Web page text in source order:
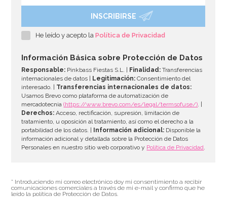
INSCRIBIRSE
He leído y acepto laPolítica de Privacidad
Información Básica sobre Protección de Datos
Responsable: Pinkbass Fiestas S.L. | Finalidad: Transferencias
internacionales de datos |
Legitimación: Consentimiento del
interesado. | Transferencias internacionales de datos:
Usamos Brevo como plataforma de automatización de
mercadotecnia(https://www.brevo.com/es/legal/termsofuse/). |
Derechos: Acceso, rectificación, supresión, limitación de
tratamiento, u oposición al tratamiento, así como el derecho a la
portabilidad de los datos. |
Información adicional: Disponible la
información adicional y detallada sobre la Protección de Datos
Personales en nuestro sitio web corporativo y Política de Privacidad.
* Introduciendo mi correo electrónico doy mi consentimiento a recibir
comunicaciones comerciales a través de mi e-mail y confirmo que he
leído la política de Protección de Datos.